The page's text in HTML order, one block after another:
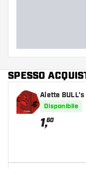
SPESSO
Alette
ki Scoremaster
Disponibile
1,60